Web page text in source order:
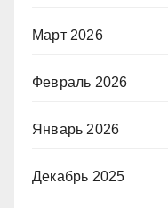
Март 2026
Февраль 2026
Январь 2026
Декабрь 2025